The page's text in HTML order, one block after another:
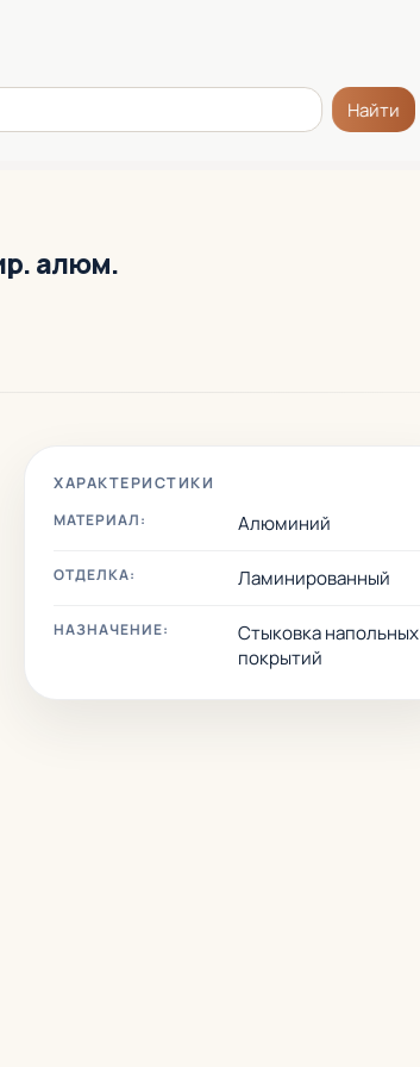
Найти
алюм.
ХАРАКТЕРИСТИКИ
МАТЕРИАЛ:
Алюминий
ОТДЕЛКА: Ламинированный
НАЗНАЧЕНИЕ:
Стыковка напольных
покрытий